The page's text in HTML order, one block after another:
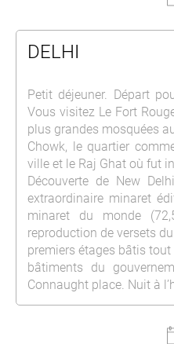
DELHI
Petit déjeuner. Départ
Vous visitez Le Fort
plus grandes mosquées
Chowk, le quartier
ville et le Raj Ghat où fut
Découverte de New
extraordinaire minaret
minaret du monde
reproduction de versets
premiers étages bâtis
bâtiments du
Connaught place. Nuit à